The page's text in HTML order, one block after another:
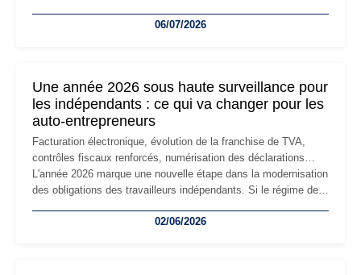
professionnels, recrutement, image de marque… Le
06/07/2026
Une année 2026 sous haute surveillance pour
les indépendants : ce qui va changer pour les
auto-entrepreneurs
Facturation électronique, évolution de la franchise de TVA,
contrôles fiscaux renforcés, numérisation des déclarations…
L'année 2026 marque une nouvelle étape dans la modernisation
des obligations des travailleurs indépendants. Si le régime de
les auto-entrepreneurs devront s'adapter à un environnement
02/06/2026